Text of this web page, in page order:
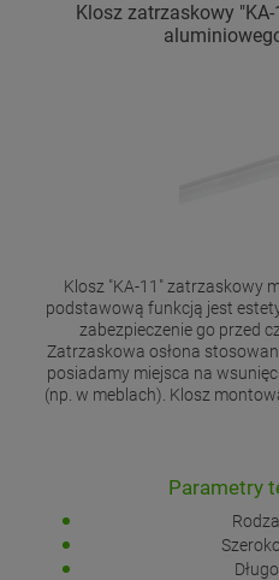
Klosz zatrzaskowy
Klosz "KA-11" zatrzaskowy
podstawową funkcją jest
zabezpieczenie go przed
Zatrzaskowa osłona
posiadamy miejsca na
(np. w meblach). Klosz
Parametry